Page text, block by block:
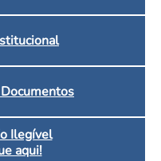
Ilegível
aqui!